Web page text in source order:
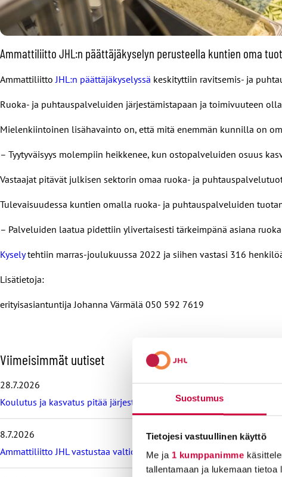
Suostumus
Tietojesi vastuullinen käyttö
Me ja 1 kumppanimme
tallentamaan ja lukemaan
Ammattiliitto JHL:n päättäjäkyselyn perusteella kuntien oma
Ammattiliitto JHL:n päättäjäkyselyssä keskityttiin ravitsemis- ja
Ruoka- ja puhtauspalveluiden järjestämistapaan ja toimivuuteen
Mielenkiintoinen lisähavainto on, että mitä enemmän kunnilla on
– Tyytyväisyys molempiin heikkenee, kun ostopalveluiden osuus
Vastaajat pitävät julkisen sektorin omaa ruoka- ja
Tulevaisuudessa kuntien omalla ruoka- ja puhtauspalveluiden
– Palveluiden laatua pidettiin ylivertaisesti tärkeimpänä asiana
Kyselytehtiin marras-joulukuussa 2022 ja siihen vastasi 316
Lisätietoja:
erityisasiantuntija Johanna Värmälä 050 592 7619
O
h
i
t
a
i
m
Viimeisimmät uutiset
28.7.2026
Koulutus ja kasvatus pitää järjestää lasten ja nuorten hyvinvoinnin
8.7.2026
Ammattiliitto JHL vastustaa valtiokonttoria koskevan lain muutosta